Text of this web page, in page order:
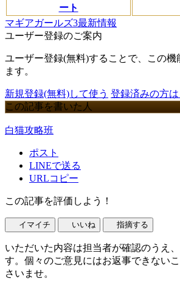
ート
マギアガールズ3最新情報
ユーザー登録のご案内
ユーザー登録(無料)することで、この機
ます。
新規登録(無料)して使う 登録済みの方
この記事を書いた人
白猫攻略班
ポスト
LINEで送る
URLコピー
この記事を評価しよう！
イマイチ いいね 指摘する
いただいた内容は担当者が確認のうえ
す。個々のご意見にはお返事できない
さいませ。